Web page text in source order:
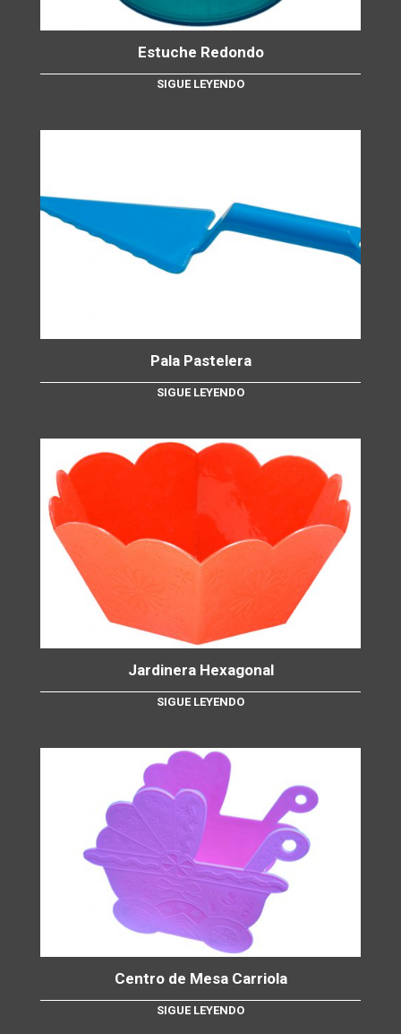
Estuche Redondo
SIGUE LEYENDO
Pala Pastelera
SIGUE LEYENDO
Jardinera Hexagonal
SIGUE LEYENDO
Centro de Mesa Carriola
SIGUE LEYENDO